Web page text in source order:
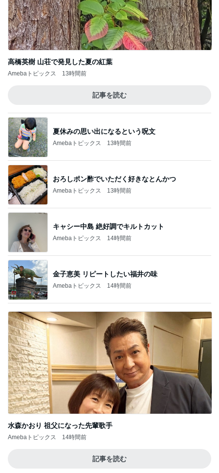
高橋英樹 山荘で発見した夏の紅葉
Amebaトピックス 13時間前
記事を読む
夏休みの思い出になるという呪文
Amebaトピックス 13時間前
おろしポン酢でいただく好きなとんかつ
Amebaトピックス 13時間前
キャシー中島 絶好調でキルトカット
Amebaトピックス 14時間前
金子恵美 リピートしたい福井の味
Amebaトピックス 14時間前
水森かおり 祖父になった先輩歌手
Amebaトピックス 14時間前
記事を読む